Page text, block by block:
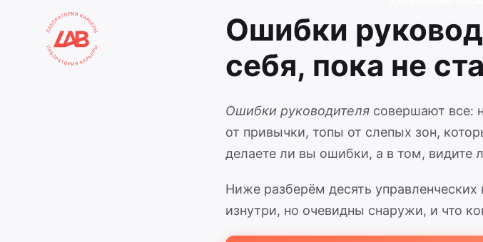
Ошибки
себя, пока не
Ошибки руководителя совершают все:
от привычки, топы от слепых зон,
делаете ли вы ошибки, а в том, видите
Ниже разберём десять
изнутри, но очевидны снаружи, и что